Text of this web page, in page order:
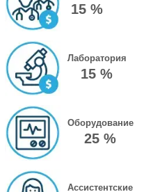
15 %
Лаборатория
15 %
Оборудование
25 %
Ассистентские